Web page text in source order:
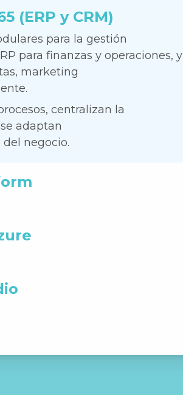
(ERP y CRM)
para la gestión
para finanzas y operaciones, y
marketing
centralizan la
adaptan
negocio.
fácilmente y escalar